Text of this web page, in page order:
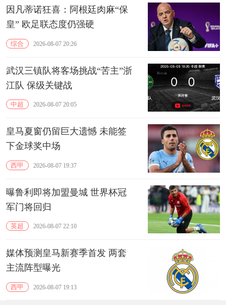
因凡蒂诺狂喜：阿根廷肉麻“保
皇” 欧足联态度仍强硬
综合 2026-08-07 20:26
武汉三镇队将客场挑战“苦主”浙
江队 保级关键战
中超 2026-08-07 20:05
皇马夏窗仍留巨大遗憾 未能签
下金球奖中场
西甲 2026-08-07 19:37
曝鲁利即将加盟曼城 世界杯冠
军门将回归
英超 2026-08-07 22:10
媒体预测皇马新赛季首发 两套
主流阵型曝光
西甲 2026-08-07 19:13